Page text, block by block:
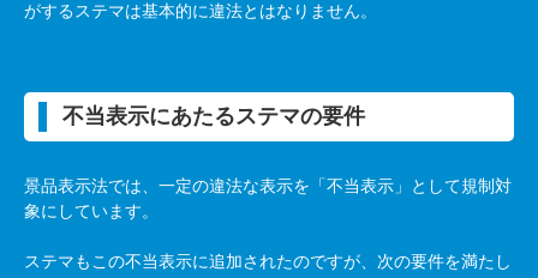
がするステマは基本的に違法とはなりません。
不当表示にあたるステマの要件
景品表示法では、一定の違法な表示を「不当表示」として規制対
象にしています。
ステマもこの不当表示に追加されたのですが、次の要件を満たし